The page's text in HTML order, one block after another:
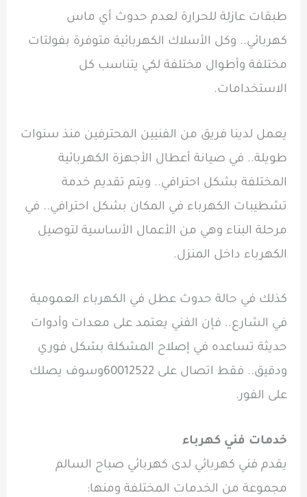
طبقات عازلة للحرارة لعدم حدوث أي ماس
كهربائي.. وكل الأسلاك الكهربائية متوفرة بفولتات
مختلفة وأطوال مختلفة لكي يتناسب كل
الاستخدامات.
يعمل لدينا فريق من الفنيين المحترفين منذ سنوات
طويلة.. في صيانة أعطال الأجهزة الكهربائية
المختلفة بشكل احترافي.. ويتم تقديم خدمة
تشطيبات الكهرباء في المكان بشكل احترافي.. في
مرحلة البناء وهي من الأعمال الأساسية لتوصيل
الكهرباء داخل المنزل.
كذلك في حالة حدوث عطل في الكهرباء العمومية
في الشارع.. فإن الفني يعتمد على معدات وأدوات
حديثة تساعده في إصلاح المشكلة بشكل فوري
ودقيق.. فقط اتصال على 60012522وسوف يصلك
على الفور.
خدمات فني كهرباء
يقدم فني كهربائي لدى كهربائي صباح السالم
مجموعة من الخدمات المختلفة ومنها: